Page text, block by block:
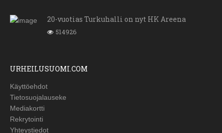
20-vuotias Turkuhalli on nyt HK Areena
514926
URHEILUSUOMI.COM
Käyttöehdot
Tietosuojalauseke
Mediakortti
Rekrytointi
Yhteystiedot